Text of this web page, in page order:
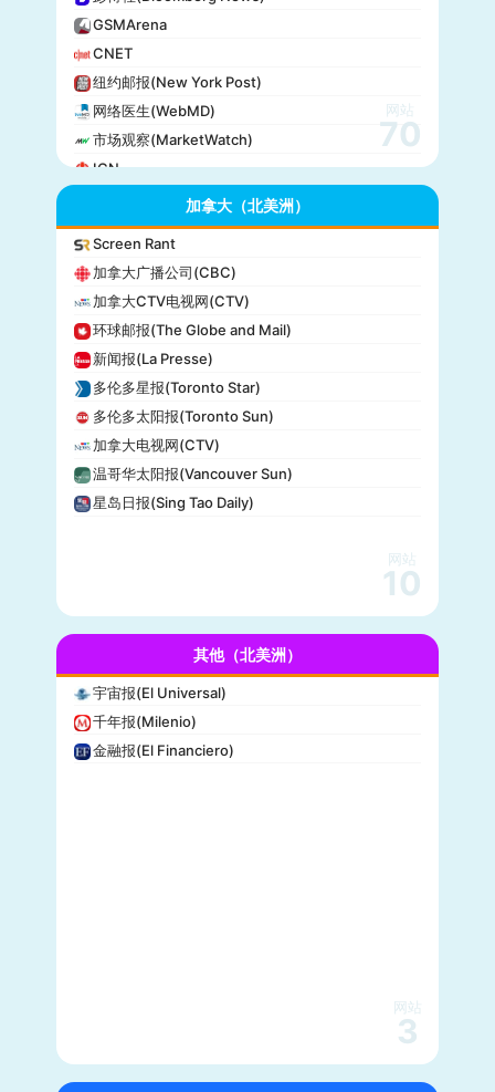
GSMArena
CNET
纽约邮报(New York Post)
网络医生(WebMD)
市场观察(MarketWatch)
IGN
今日美国(USA Today)
BuzzFeed
全国公共广播电台(NPR)
美国广播公司(ABC)
美国新闻与世界报道(U.S. News)
CBS Sports
全国广播公司(NBC)
The Verge
PCMag
休斯顿纪事报(Houston Chronicle)
赫芬顿邮报(Huffpost)
布赖特巴特新闻网(Breitbart News)
美联社(AP)
洛杉矶时报(Los Angeles Times)
Insider
Vice
网站
70
加拿大（北美洲）
Screen Rant
加拿大广播公司(CBC)
加拿大CTV电视网(CTV)
环球邮报(The Globe and Mail)
新闻报(La Presse)
多伦多星报(Toronto Star)
多伦多太阳报(Toronto Sun)
加拿大电视网(CTV)
温哥华太阳报(Vancouver Sun)
星岛日报(Sing Tao Daily)
网站
10
其他（北美洲）
宇宙报(El Universal)
千年报(Milenio)
金融报(El Financiero)
网站
3